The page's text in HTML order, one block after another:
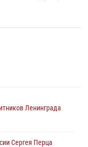
Ленинграда
Сергея Перца